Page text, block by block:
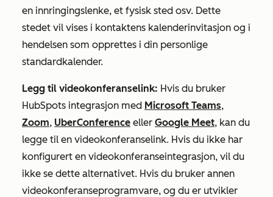
en innringingslenke, et fysisk sted osv. Dette
stedet vil vises i kontaktens kalenderinvitasjon og i
hendelsen som opprettes i din personlige
standardkalender.
Legg til videokonferanselink: Hvis du bruker
HubSpots integrasjon med Microsoft Teams,
Zoom, UberConference eller Google Meet, kan du
legge til en videokonferanselink. Hvis du ikke har
konfigurert en videokonferanseintegrasjon, vil du
ikke se dette alternativet. Hvis du bruker annen
videokonferanseprogramvare, og du er utvikler